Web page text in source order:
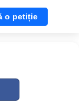
o petiție